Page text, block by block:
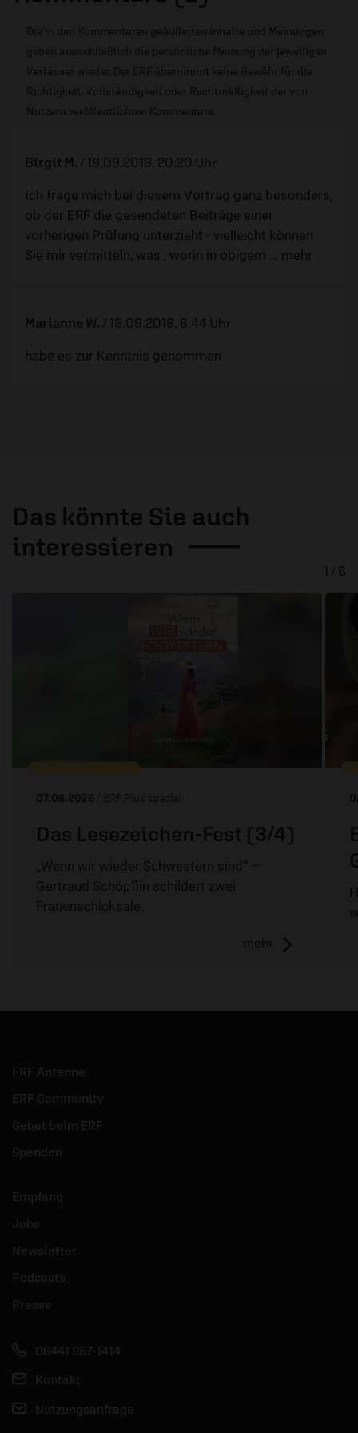
Die in den Kommentaren geäußerten Inhalte und Meinungen
geben ausschließlich die persönliche Meinung der jeweiligen
Verfasser wieder. Der ERF übernimmt keine Gewähr für die
Richtigkeit, Vollständigkeit oder Rechtmäßigkeit der von
Nutzern veröffentlichten Kommentare.
Birgit M. / 18.09.2018, 20:20 Uhr
Ich frage mich bei diesem Vortrag ganz besonders,
ob der ERF die gesendeten Beiträge einer
vorherigen Prüfung unterzieht - vielleicht können
Sie mir vermitteln, was , worin in obigem
mehr
Marianne W. / 18.09.2018, 6:44 Uhr
habe es zur Kenntnis genommen
Das könnte Sie auch
interessieren
07.08.2026 / ERF Plus spezial
Das Lesezeichen-Fest (3/4)
„Wenn wir wieder Schwestern sind“ –
Gertraud Schöpflin schildert zwei
Frauenschicksale.
mehr
1 / 6
ERF Antenne
ERF Community
Gebet beim ERF
Spenden
Empfang
Jobs
Newsletter
Podcasts
Presse
06441 957-1414
Kontakt
Nutzungsanfrage